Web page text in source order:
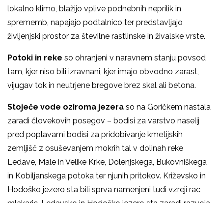
lokalno klimo, blažijo vplive podnebnih neprilik in
sprememb, napajajo podtalnico ter predstavljajo
življenjski prostor za številne rastlinske in živalske vrste.
Potoki in reke so ohranjeni v naravnem stanju povsod
tam, kjer niso bili izravnani, kjer imajo obvodno zarast,
vijugav tok in neutrjene bregove brez skal ali betona.
Stoječe vode oziroma jezera so na Goričkem nastala
zaradi človekovih posegov – bodisi za varstvo naselij
pred poplavami bodisi za pridobivanje kmetijskih
zemljišč z osuševanjem mokrih tal v dolinah reke
Ledave, Male in Velike Krke, Dolenjskega, Bukovniškega
in Kobiljanskega potoka ter njunih pritokov. Križevsko in
Hodoško jezero sta bili sprva namenjeni tudi vzreji rac